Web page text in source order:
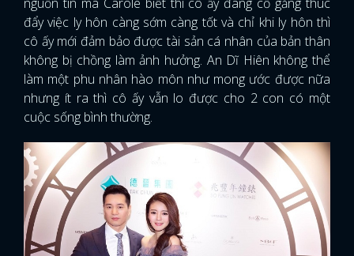
đẩy việc ly hôn càng sớm càng tốt và chỉ khi ly hôn thì
cô ấy mới đảm bảo được tài sản cá nhân của bản thân
không bị chồng làm ảnh hưởng. An Dĩ Hiên không thể
làm một phu nhân hào môn như mong ước được nữa
nhưng ít ra thì cô ấy vẫn lo được cho 2 con có một
cuộc sống bình thường.